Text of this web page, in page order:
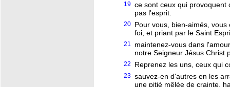
19 ce sont ceux qui provoquent
pas l'esprit.
20 Pour vous, bien-aimés,
foi, et priant par le Saint
21
maintenez-vous dans
notre Seigneur Jésus Christ
22 Reprenez les uns, ceux qui
23 sauvez-en d'autres en les
une pitié mêlée de crainte,